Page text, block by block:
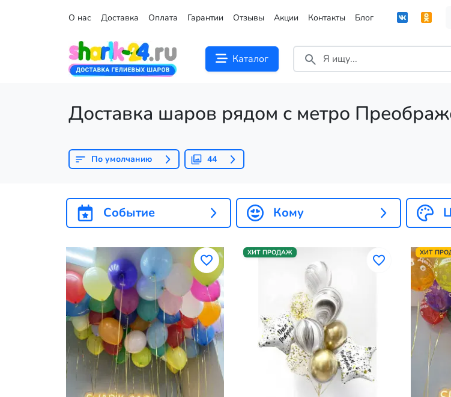
О нас Доставка Оплата Гарантии Отзывы Акции Контакты Блог
Каталог
Доставка шаров рядом с метро
По умолчанию 44
Событие Кому
ХИТ ПРОДАЖ ХИТ